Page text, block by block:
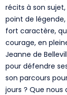
récits à son
point de légende,
fort caractère,
courage, en
Jeanne de
pour défendre
son parcours
jours ? Que nous